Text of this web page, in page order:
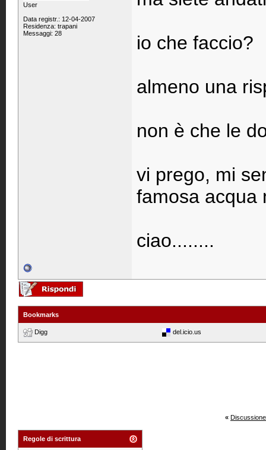
User
Data registr.: 12-04-2007
Residenza: trapani
Messaggi: 28
io che faccio?
almeno una
non è che le
vi prego, mi
famosa acqua
ciao........
Bookmarks
Digg del.icio.us
«
Regole di scrittura